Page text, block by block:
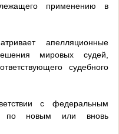
применению в
апелляционные
мировых судей,
судебного
с федеральным
по новым или вновь